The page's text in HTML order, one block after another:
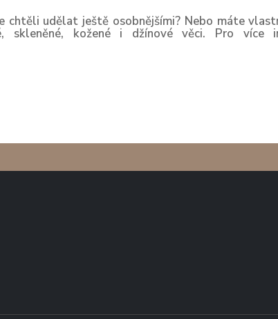
chtěli udělat ještě osobnějšími? Nebo máte
skleněné, kožené i džínové věci. Pro